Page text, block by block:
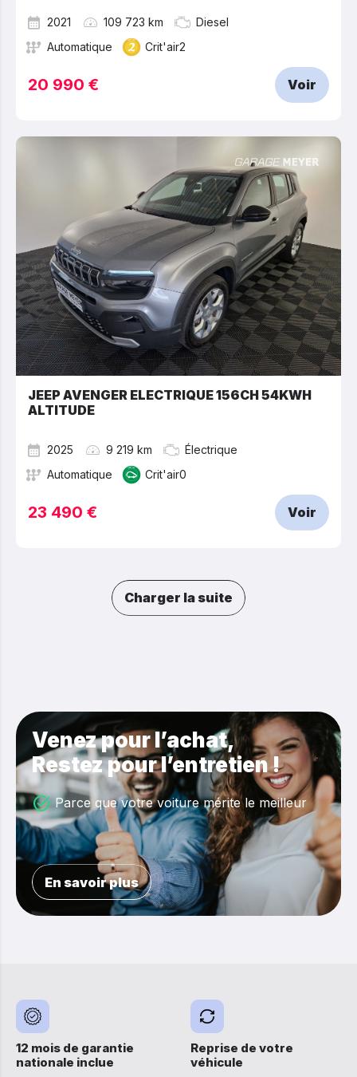
2021 109 723 km
Diesel
Automatique
Crit'air2
20 990 € Voir
JEEP AVENGER ELECTRIQUE 156CH 54KWH
ALTITUDE
2025 9 219 km
Électrique
Automatique
Crit'air0
23 490 € Voir
Charger la suite
Venez pour l’achat,
Restez pour l’entretien !
Parce que votre voiture mérite le meilleur
En savoir plus
12 mois de garantie
nationale inclue
Reprise de votre
véhicule